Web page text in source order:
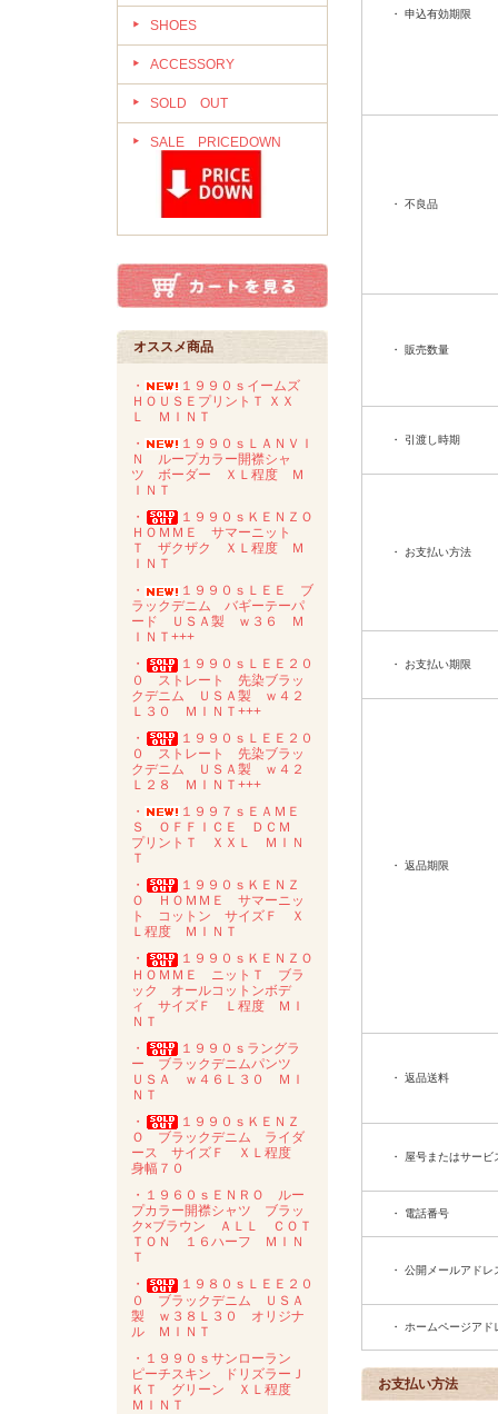
SHOES
ACCESSORY
SOLD OUT
SALE PRICEDOWN
オススメ商品
・
１９９０ｓイームズ
ＨＯＵＳＥプリントＴ ＸＸ
Ｌ ＭＩＮＴ
・
１９９０ｓＬＡＮＶＩ
Ｎ ループカラー開襟シャ
ツ ボーダー ＸＬ程度 Ｍ
ＩＮＴ
・
１９９０ｓＫＥＮＺＯ
ＨＯＭＭＥ サマーニット
Ｔ ザクザク ＸＬ程度 Ｍ
ＩＮＴ
・
１９９０ｓＬＥＥ ブ
ラックデニム バギーテーパ
ード ＵＳＡ製 ｗ３６ Ｍ
ＩＮＴ+++
・
１９９０ｓＬＥＥ２０
０ ストレート 先染ブラッ
クデニム ＵＳＡ製 ｗ４２
Ｌ３０ ＭＩＮＴ+++
・
１９９０ｓＬＥＥ２０
０ ストレート 先染ブラッ
クデニム ＵＳＡ製 ｗ４２
Ｌ２８ ＭＩＮＴ+++
・
１９９７ｓＥＡＭＥ
Ｓ ＯＦＦＩＣＥ ＤＣＭ
プリントＴ ＸＸＬ ＭＩＮ
Ｔ
・
１９９０ｓＫＥＮＺ
Ｏ ＨＯＭＭＥ サマーニッ
ト コットン サイズＦ Ｘ
Ｌ程度 ＭＩＮＴ
・
１９９０ｓＫＥＮＺＯ
ＨＯＭＭＥ ニットＴ ブラ
ック オールコットンボデ
ィ サイズＦ Ｌ程度 ＭＩ
ＮＴ
・
１９９０ｓラングラ
ー ブラックデニムパンツ
ＵＳＡ ｗ４６Ｌ３０ ＭＩ
ＮＴ
・
１９９０ｓＫＥＮＺ
Ｏ ブラックデニム ライダ
ース サイズＦ ＸＬ程度
身幅７０
・１９６０ｓＥＮＲＯ ルー
プカラー開襟シャツ ブラッ
ク×ブラウン ＡＬＬ ＣＯＴ
ＴＯＮ １６ハーフ ＭＩＮ
Ｔ
・
１９８０ｓＬＥＥ２０
０ ブラックデニム ＵＳＡ
製 ｗ３８Ｌ３０ オリジナ
ル ＭＩＮＴ
・１９９０ｓサンローラン
ピーチスキン ドリズラーＪ
ＫＴ グリーン ＸＬ程度
ＭＩＮＴ
・ 申込有効期限
・ 不良品
・ 販売数量
・ 引渡し時期
・ お支払い方法
・ お支払い期限
・ 返品期限
・ 返品送料
・ 屋号またはサービ
・ 電話番号
・ 公開メールアドレ
・ ホームページアド
お支払い方法